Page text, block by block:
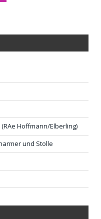
Hoffmann/Elberling)
und Stolle